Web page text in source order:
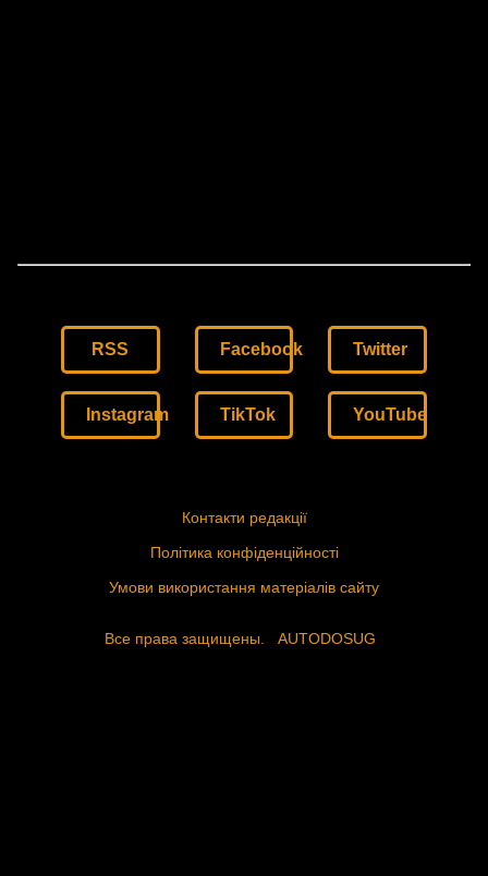
RSS Facebook Twitter
Instagram TikTok YouTube
Контакти редакції
Політика конфіденційності
Умови використання матеріалів сайту
Все права защищены. AUTODOSUG